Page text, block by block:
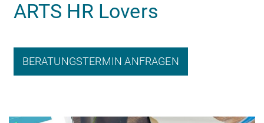
HR Beratung
ARTS HR Lovers
BERATUNGSTERMIN ANFRAGEN